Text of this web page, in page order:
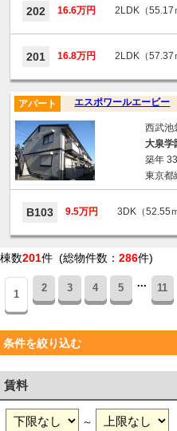
202 16.6万円 2LDK（55.17
201 16.8万円 2LDK（57.37
エスポワールエービー
アパート
西武池
大泉学
築年
東京都
B103 9.5万円 3DK（52.55
棟数201件 (総物件数： 286件)
1
2 3 4 5 ... 11
条件を絞り込む
賃料
～